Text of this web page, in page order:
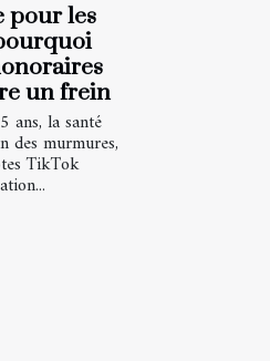
pour les
un frein
ans, la santé
des murmures,
TikTok